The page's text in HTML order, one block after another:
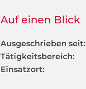
Auf einen Blick
Ausgeschrieben seit:
Tätigkeitsbereich:
Einsatzort: